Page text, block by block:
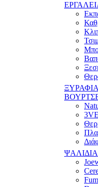
ΞΥΡΑΦΙΑ